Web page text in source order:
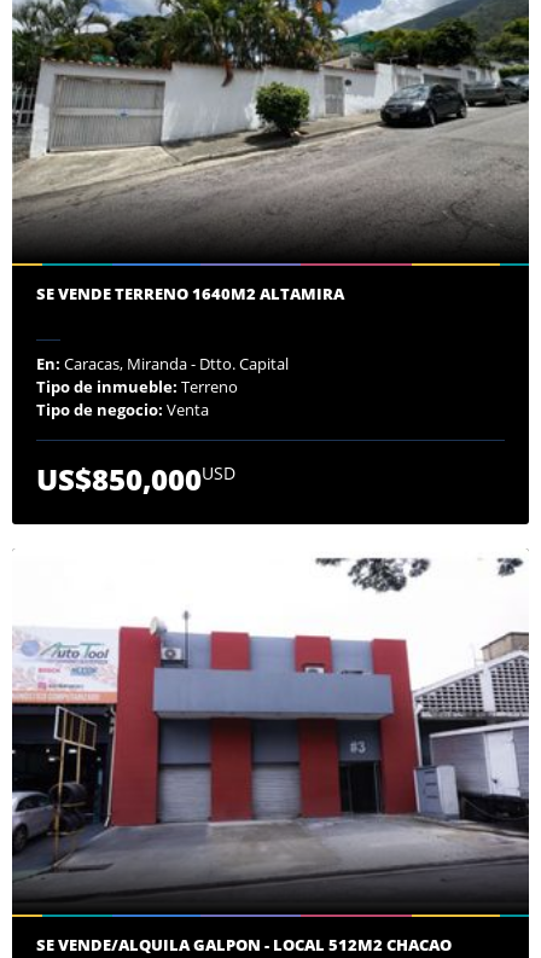
SE VENDE TERRENO 1640M2 ALTAMIRA
En: Caracas, Miranda - Dtto. Capital
Tipo de inmueble: Terreno
Tipo de negocio: Venta
US$850,000USD
SE VENDE/ALQUILA GALPON - LOCAL 512M2 CHACAO